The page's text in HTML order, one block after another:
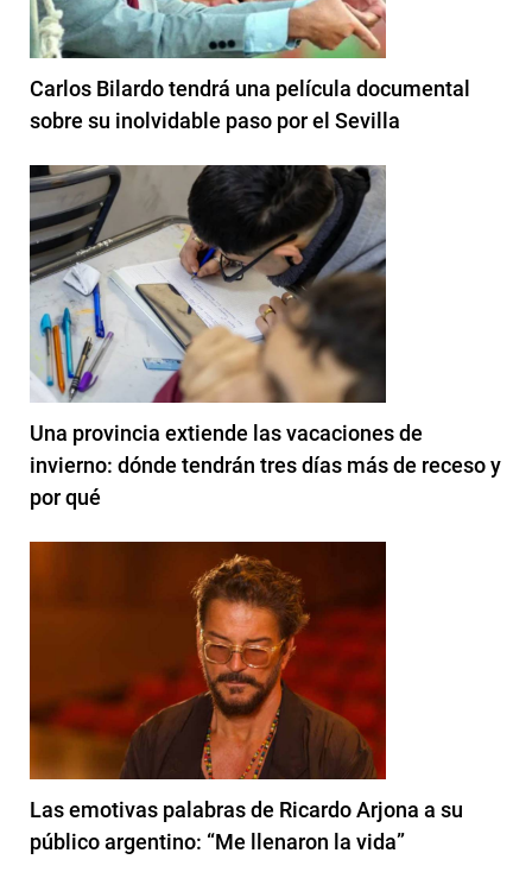
Carlos Bilardo tendrá una película documental
sobre su inolvidable paso por el Sevilla
Una provincia extiende las vacaciones de
invierno: dónde tendrán tres días más de receso y
por qué
Las emotivas palabras de Ricardo Arjona a su
público argentino: “Me llenaron la vida”